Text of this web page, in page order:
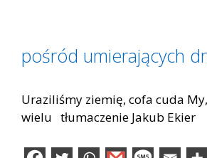
pośród umierających
Uraziliśmy ziemię, cofa cuda
wielu tłumaczenie Jakub Ekier